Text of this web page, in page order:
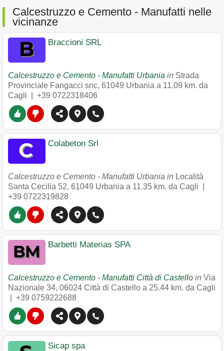
Calcestruzzo e Cemento - Manufatti nelle
vicinanze
Braccioni SRL
Calcestruzzo e Cemento - Manufatti Urbania in Strada
Provinciale Fangacci snc, 61049 Urbania a 11.09 km. da
Cagli | +39 0722318406
Colabeton Srl
Calcestruzzo e Cemento - Manufatti Urbania in Località
Santa Cecilia 52, 61049 Urbania a 11.35 km. da Cagli |
+39 0722319828
Barbetti Materias SPA
Calcestruzzo e Cemento - Manufatti Città di Castello in Via
Nazionale 34, 06024 Città di Castello a 25.44 km. da Cagli
+39 0759222688
Sicap spa